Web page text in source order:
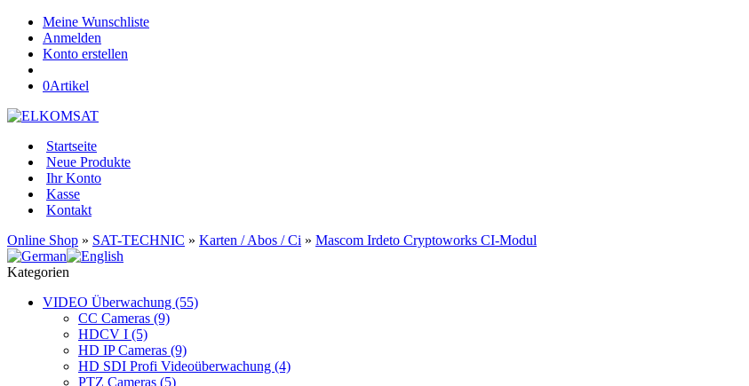
Meine Wunschliste
Anmelden
Konto erstellen
0Artikel
Startseite
Neue Produkte
Ihr Konto
Kasse
Kontakt
Online Shop » SAT-TECHNIC » Karten / Abos / Ci » Mascom Irdeto Cryptoworks CI-Modul
Kategorien
VIDEO Überwachung (55)
CC Cameras (9)
HDCV I (5)
HD IP Cameras (9)
HD SDI Profi Videoüberwachung (4)
PTZ Cameras (5)